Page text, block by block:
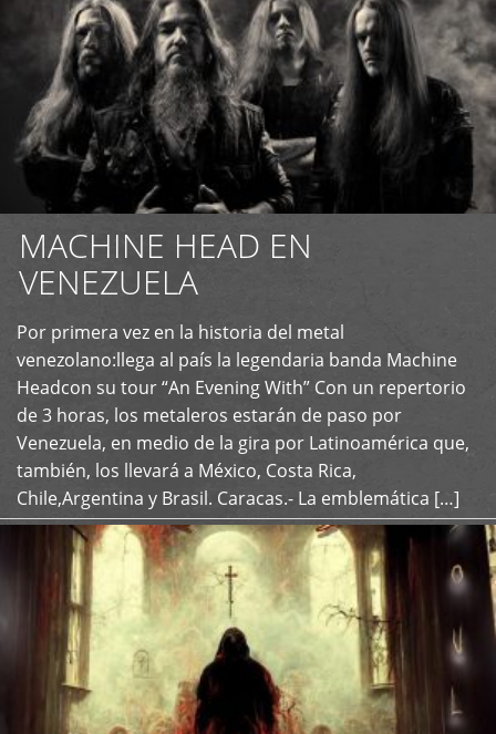
MACHINE HEAD EN
VENEZUELA
Por primera vez en la historia del metal
venezolano:llega al país la legendaria banda Machine
Headcon su tour “An Evening With” Con un repertorio
de 3 horas, los metaleros estarán de paso por
Venezuela, en medio de la gira por Latinoamérica que,
también, los llevará a México, Costa Rica,
Chile,Argentina y Brasil. Caracas.- La emblemática […]
+